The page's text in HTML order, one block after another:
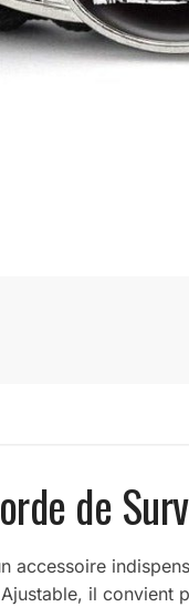
de
accessoire
il convient